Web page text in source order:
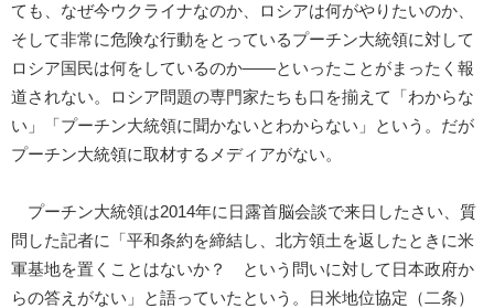
ても、なぜ今ウクライナなのか、ロシアは何がやりたいのか、
そして非常に危険な行動をとっているプーチン大統領に対して
ロシア国民は何をしているのか――といったことがまったく報
道されない。ロシア問題の専門家たちも口を揃えて「わからな
い」「プーチン大統領に聞かないとわからない」という。だが
プーチン大統領に取材するメディアがない。
プーチン大統領は2014年に日露首脳会談で来日したさい、質
問した記者に「平和条約を締結し、北方領土を返したときに米
軍基地を置くことはないか？ という問いに対して日本政府か
らの答えがない」と語っていたという。日米地位協定（二条）